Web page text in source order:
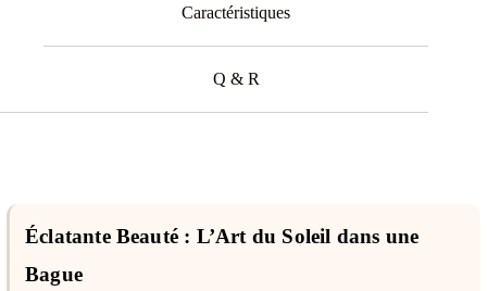
Caractéristiques
Q & R
Éclatante Beauté : L’Art du Soleil dans une
Bague